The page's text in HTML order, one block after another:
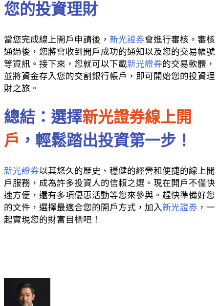
您的投資理財
當您完成線上開戶申請後， 新光證券會進行審核。審核
通過後，您將會收到開戶成功的通知以及您的交易帳號
等資訊。接下來，您就可以下載新光證券的交易軟體，
並將資金存入您的交割銀行帳戶，即可開始您的投資理
財之旅。
總結：選擇新光證券線上開
戶 ，輕鬆踏出投資第一步！
新光證券以其悠久的歷史、穩健的經營和便捷的線上開
戶服務，成為許多投資人的信賴之選。現在開戶不僅快
速方便，還有多項優惠活動等您來參與。趕快準備好您
的文件，選擇最適合您的開戶方式，加入新光證券 ，一
起實現您的財富目標吧！